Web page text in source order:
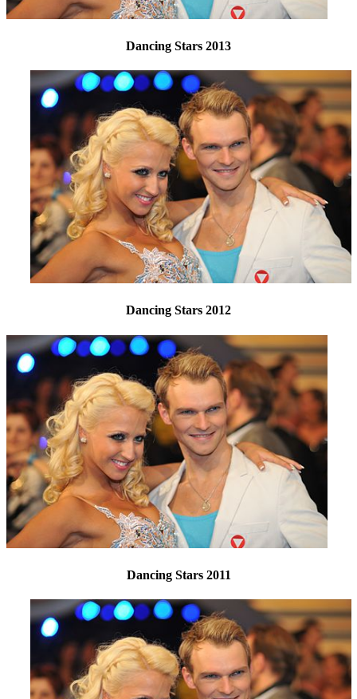
Dancing Stars 2013
Dancing Stars 2012
Dancing Stars 2011